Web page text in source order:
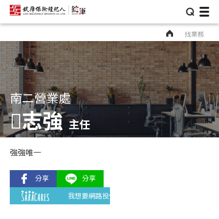
⌕
找業務
南二營業處
𨶒志強 主任
強強唯一
我想要網路投保